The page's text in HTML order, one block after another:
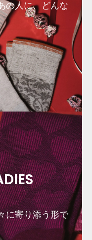
の人に、どんな
に寄り添う形で